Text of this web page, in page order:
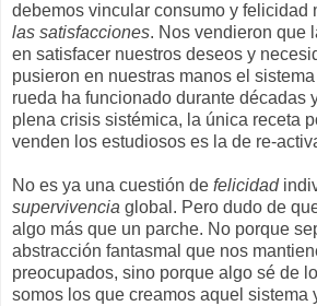
debemos vincular consumo y felicidad
las satisfacciones. Nos vendieron que
en satisfacer nuestros deseos y
pusieron en nuestras manos el
rueda ha funcionado durante décadas
plena crisis sistémica, la única receta
venden los estudiosos es la de re-
No es ya una cuestión de felicidad
supervivencia global. Pero dudo de
algo más que un parche. No porque
abstracción fantasmal que nos
preocupados, sino porque algo sé de
somos los que creamos aquel sistema